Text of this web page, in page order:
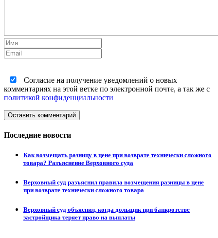
Согласие на получение уведомлений о новых
комментариях на этой ветке по электронной почте, а так же с
политикой конфиденциальности
Оставить комментарий
Последние новости
Как возмещать разницу в цене при возврате технически сложного
товара? Разъяснение Верховного суда
Верховный суд разъяснил правила возмещения разницы в цене
при возврате технически сложного товара
Верховный суд объяснил, когда дольщик при банкротстве
застройщика теряет право на выплаты